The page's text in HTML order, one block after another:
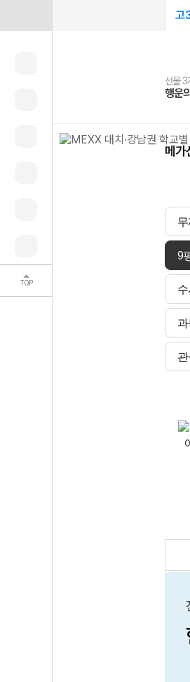
TOP
고
선물 3
행운
선물
메가
여름방
메가
2027
강사
스마
설문
메가패
3일
메가패
메가
사회공
희망
메가
9